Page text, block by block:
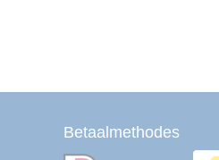
Betaalmethodes